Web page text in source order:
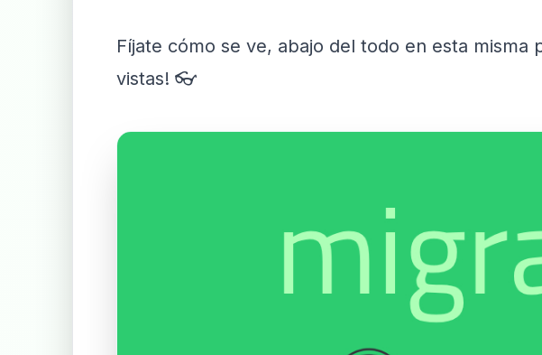
Fíjate cómo se ve, abajo del todo en esta
vistas! 👓